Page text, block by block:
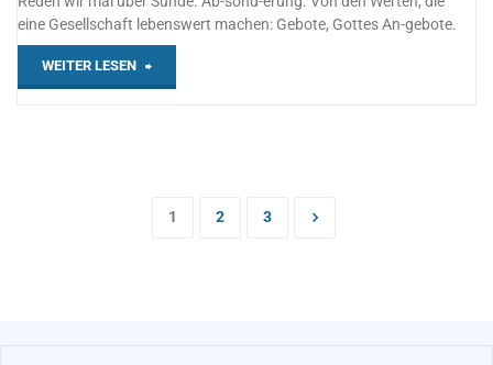
eine Gesellschaft lebenswert machen: Gebote, Gottes An-gebote.
WEITER LESEN „über
1 2 3